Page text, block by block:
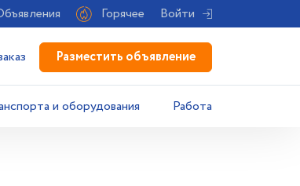
Горячее Войти
Разместить объявление
и оборудования Работа